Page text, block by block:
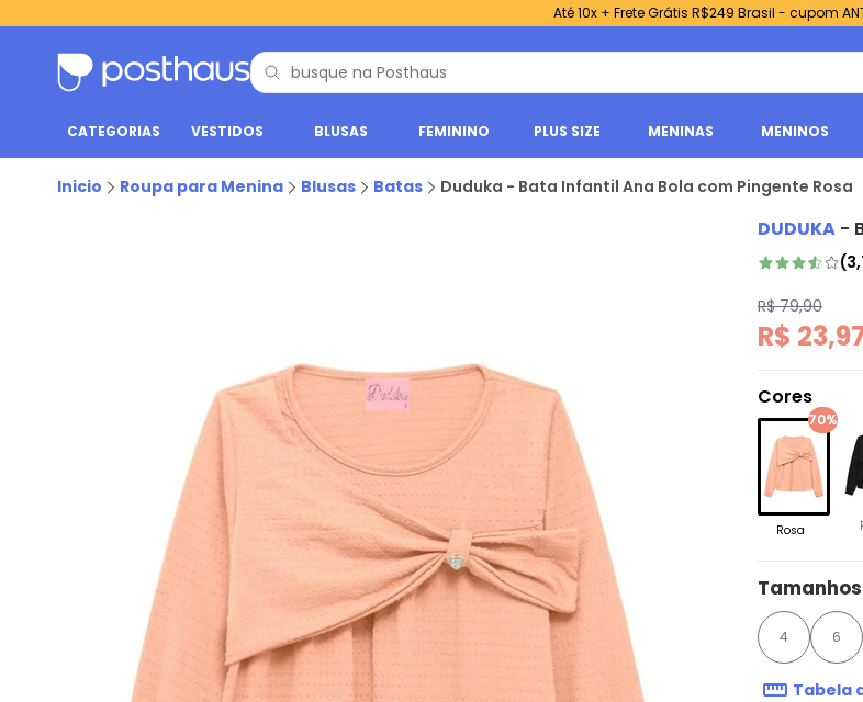
Até 10x + Frete Grátis R$249 Brasil - cupom
CATEGORIAS VESTIDOS BLUSAS FEMININO PLUS SIZE MENINAS MENINOS
Inicio Roupa para Menina Blusas Batas Duduka - Bata Infantil Ana Bola com Pingente Rosa
DUDUKA -
(
R$ 79,90
R$
Cores
70%
Rosa
Tamanhos
4 6
Tabela